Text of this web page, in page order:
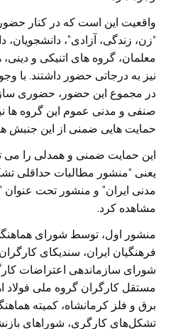
واقعیت این است که در کنار
“زن، زندگی، آزادی”، دانشجویان،
معلمان، گروه های اتنیکی و
نیز به درجاتی حضور داشتند. با
در مجموع این حضور، حضوری
صنفی و مدنی عموم این گروه ها
حمایت هایی ضمنی از این جنبش
این حمایت ضمنی و همدلی را می
یعنی “منشور مطالبات حداقلی
مدنی ایران” و منشور تحت عنوان
مشاهده کرد.
منشور اول، توسط شورای
فرهنگیان ایران، سندیکای
شورای سازماندهی اعتراضات
مستقل کارگران گروه ملی فولاد
برق و فلز کرمانشاه، کمیته
تشکل‌های کارگری، شوراهای